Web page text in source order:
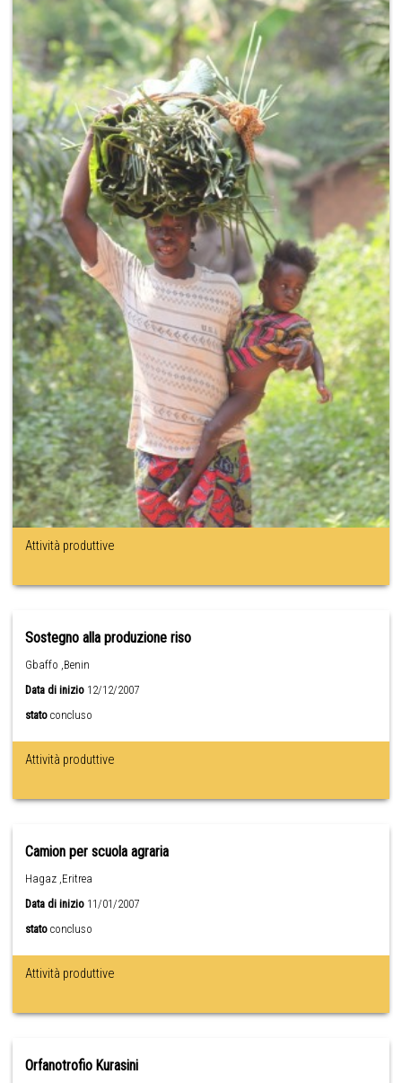
Attività produttive
Sostegno alla produzione riso
Gbaffo ,Benin
Data di inizio 12/12/2007
stato concluso
Attività produttive
Camion per scuola agraria
Hagaz ,Eritrea
Data di inizio 11/01/2007
stato concluso
Attività produttive
Orfanotrofio Kurasini